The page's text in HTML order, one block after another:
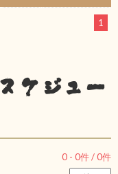
1
ケジュー
0 - 0件 /0件